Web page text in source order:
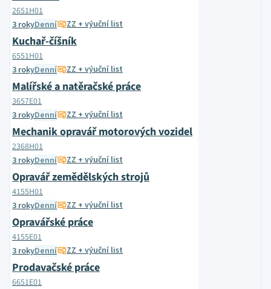
2651H01
3 rokyDenní ZZ + výuční list
Kuchař-číšník
6551H01
3 rokyDenní ZZ + výuční list
Malířské a natěračské práce
3657E01
3 rokyDenní ZZ + výuční list
Mechanik opravář motorových vozidel
2368H01
3 rokyDenní ZZ + výuční list
Opravář zemědělských strojů
4155H01
3 rokyDenní ZZ + výuční list
Opravářské práce
4155E01
3 rokyDenní ZZ + výuční list
Prodavačské práce
6651E01